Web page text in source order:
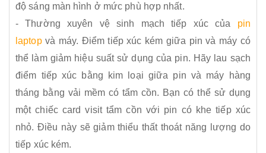
độ sáng màn hình ở mức phù hợp nhất.
- Thường xuyên vệ sinh mạch tiếp xúc của pin
laptopvà máy. Điểm tiếp xúc kém giữa pin và máy có
thể làm giảm hiệu suất sử dụng của pin. Hãy lau sạch
điểm tiếp xúc bằng kim loại giữa pin và máy hàng
tháng bằng vải mềm có tẩm cồn. Bạn có thể sử dụng
một chiếc card visit tẩm cồn với pin có khe tiếp xúc
nhỏ. Điều này sẽ giảm thiểu thất thoát năng lượng do
tiếp xúc kém.